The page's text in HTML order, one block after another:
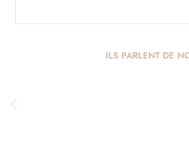
ILS PARLENT DE